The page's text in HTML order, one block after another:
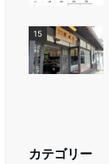
カテゴリー